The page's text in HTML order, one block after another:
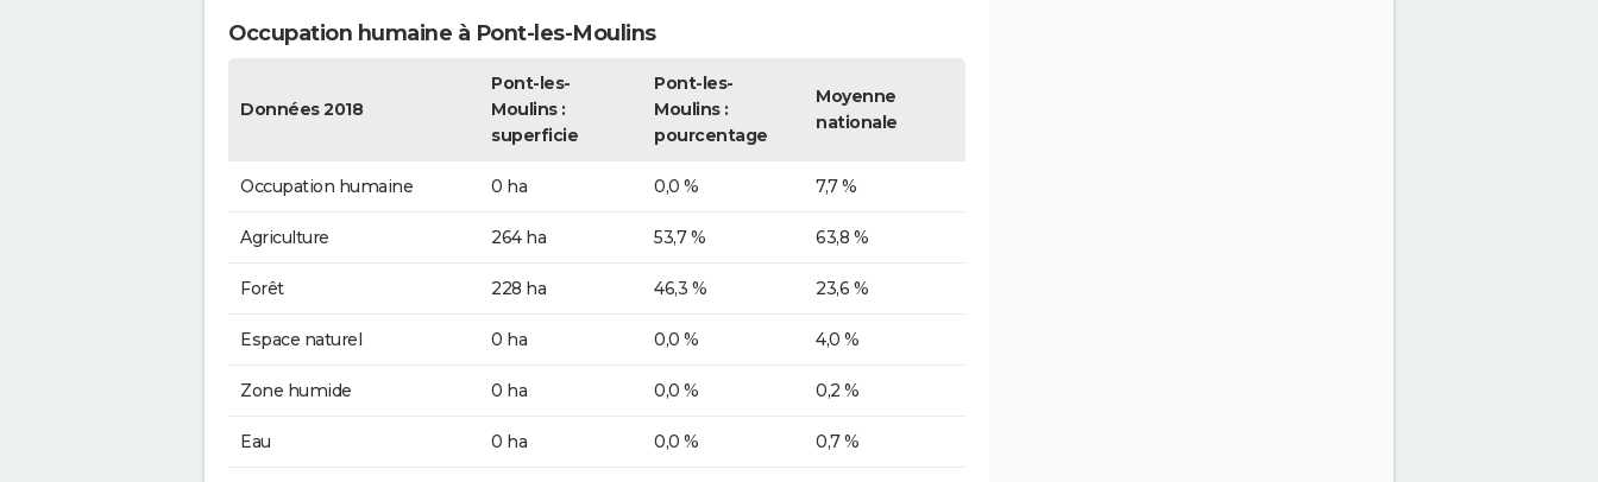
Occupation humaine à Pont-les-Moulins
Données 2018
Pont-les-
Moulins :
superficie
Pont-les-
Moulins :
pourcentage
Moyenne
nationale
Occupation humaine 0 ha 0,0 % 7,7 %
Agriculture 264 ha 53,7 % 63,8 %
Forêt 228 ha 46,3 % 23,6 %
Espace naturel 0 ha 0,0 % 4,0 %
Zone humide 0 ha 0,0 % 0,2 %
Eau 0 ha 0,0 % 0,7 %